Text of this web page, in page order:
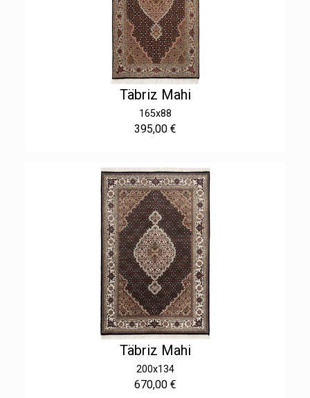
Täbriz Mahi
165x88
395,00 €
Täbriz Mahi
200x134
670,00 €